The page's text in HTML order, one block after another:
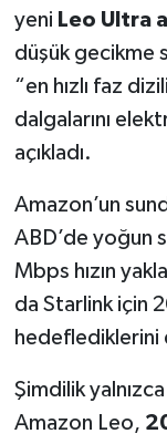
yeni Leo Ultra
düşük gecikme
“en hızlı faz
dalgalarını
açıkladı.
Amazon’un
ABD’de yoğun
Mbps hızın
da Starlink için
hedeflediklerini
Şimdilik
Amazon Leo,